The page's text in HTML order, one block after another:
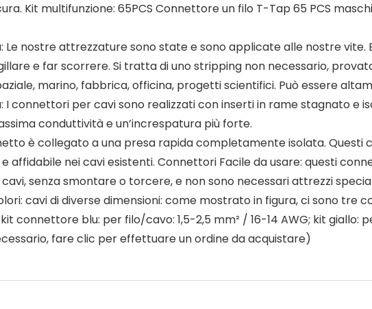
Kit multifunzione: 65PCS Connettore un filo T-Tap 65 PCS
Le nostre attrezzature sono state e sono applicate alle nostre
e far scorrere. Si tratta di uno stripping non necessario,
marino, fabbrica, officina, progetti scientifici. Può essere
I connettori per cavi sono realizzati con inserti in rame stagnato e
conduttività e un’increspatura più forte.
è collegato a una presa rapida completamente isolata.
affidabile nei cavi esistenti. Connettori Facile da usare: questi
senza smontare o torcere, e non sono necessari attrezzi
cavi di diverse dimensioni: come mostrato in figura, ci sono tre
connettore blu: per filo/cavo: 1,5-2,5 mm² / 16-14 AWG; kit giallo:
fare clic per effettuare un ordine da acquistare)